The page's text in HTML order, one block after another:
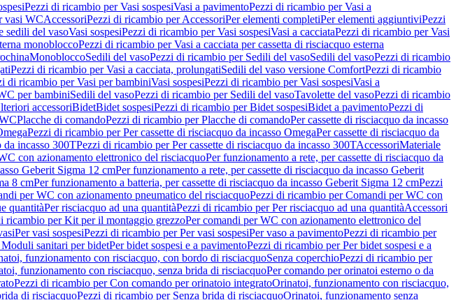
Pezzi di ricambio per Vasi sospesiVasi a pavimentoPezzi di ricambio per Vasi a
vasi WCAccessoriPezzi di ricambio per AccessoriPer elementi completiPer elementi aggiuntiviPezzi
sedili del vasoVasi sospesiPezzi di ricambio per Vasi sospesiVasi a cacciataPezzi di ricambio per Vasi
monobloccoPezzi di ricambio per Vasi a cacciata per cassetta di risciacquo esterna
MonobloccoSedili del vasoPezzi di ricambio per Sedili del vasoSedili del vasoPezzi di ricambio
Pezzi di ricambio per Vasi a cacciata, prolungatiSedili del vaso versione ComfortPezzi di ricambio
di ricambio per Vasi per bambiniVasi sospesiPezzi di ricambio per Vasi sospesiVasi a
per bambiniSedili del vasoPezzi di ricambio per Sedili del vasoTavolette del vasoPezzi di ricambio
accessoriBidetBidet sospesiPezzi di ricambio per Bidet sospesiBidet a pavimentoPezzi di
Placche di comandoPezzi di ricambio per Placche di comandoPer cassette di risciacquo da incasso
Pezzi di ricambio per Per cassette di risciacquo da incasso OmegaPer cassette di risciacquo da
da incasso 300TPezzi di ricambio per Per cassette di risciacquo da incasso 300TAccessoriMateriale
con azionamento elettronico del risciacquoPer funzionamento a rete, per cassette di risciacquo da
Geberit Sigma 12 cmPer funzionamento a rete, per cassette di risciacquo da incasso Geberit
8 cmPer funzionamento a batteria, per cassette di risciacquo da incasso Geberit Sigma 12 cmPezzi
per WC con azionamento pneumatico del risciacquoPezzi di ricambio per Comandi per WC con
quantitàPer risciacquo ad una quantitàPezzi di ricambio per Per risciacquo ad una quantitàAccessori
ricambio per Kit per il montaggio grezzoPer comandi per WC con azionamento elettronico del
Per vasi sospesiPezzi di ricambio per Per vasi sospesiPer vaso a pavimentoPezzi di ricambio per
sanitari per bidetPer bidet sospesi e a pavimentoPezzi di ricambio per Per bidet sospesi e a
funzionamento con risciacquo, con bordo di risciacquoSenza coperchioPezzi di ricambio per
funzionamento con risciacquo, senza brida di risciacquoPer comando per orinatoi esterno o da
Pezzi di ricambio per Con comando per orinatoio integratoOrinatoi, funzionamento con risciacquo,
di risciacquoPezzi di ricambio per Senza brida di risciacquoOrinatoi, funzionamento senza